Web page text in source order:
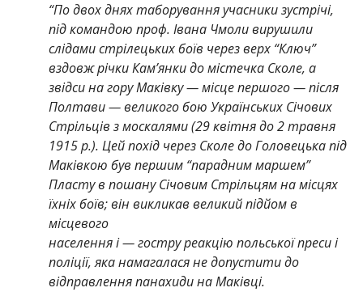
“По двох днях таборування учасники зустрічі,
під командою проф. Івана Чмоли вирушили
слідами стрілецьких боїв через верх “Ключ”
вздовж річки Камʼянки до містечка Сколе, а
звідси на гору Маківку — місце першого — після
Полтави — великого бою Українських Січових
Стрільців з москалями (29 квітня до 2 травня
1915 р.). Цей похід через Сколе до Головецька під
Маківкою був першим “парадним маршем”
Пласту в пошану Січовим Стрільцям на місцях
їхніх боїв; він викликав великий підйом в
місцевого
населення і — гостру реакцію польської преси і
поліції, яка намагалася не допустити до
відправлення панахиди на Маківці.